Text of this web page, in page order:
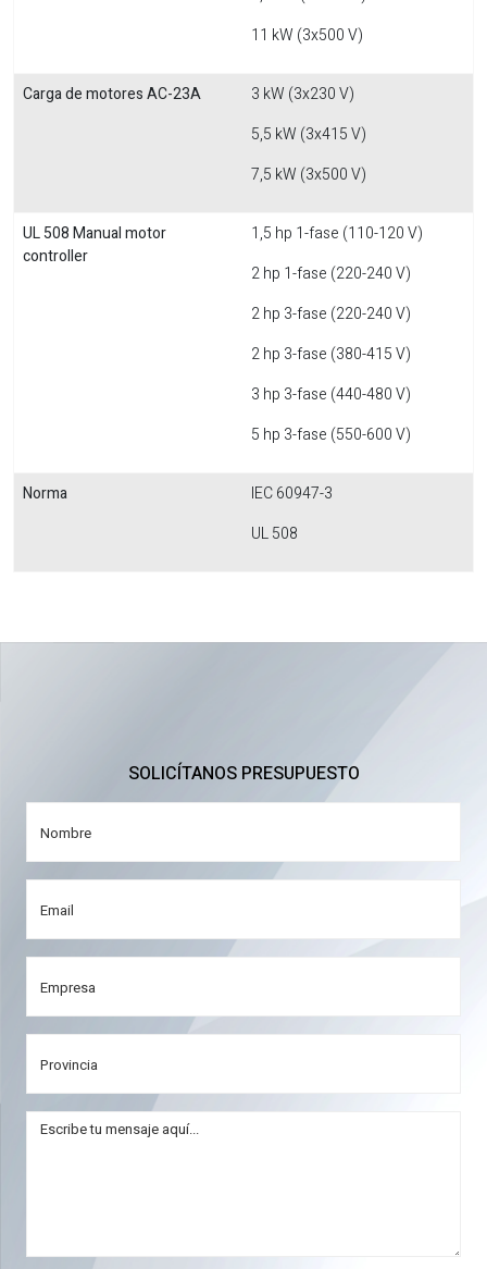
11 kW (3x500 V)
Carga de motores AC-23A
3 kW (3x230 V)
5,5 kW (3x415 V)
7,5 kW (3x500 V)
UL 508 Manual motor
controller
1,5 hp 1-fase (110-120 V)
2 hp 1-fase (220-240 V)
2 hp 3-fase (220-240 V)
2 hp 3-fase (380-415 V)
3 hp 3-fase (440-480 V)
5 hp 3-fase (550-600 V)
Norma
IEC 60947-3
UL 508
SOLICÍTANOS PRESUPUESTO